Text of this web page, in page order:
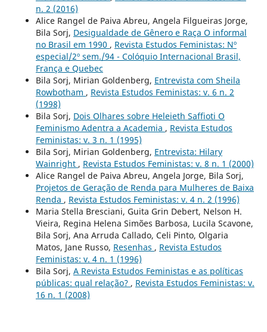
n. 2 (2016)
Alice Rangel de Paiva Abreu, Angela Filgueiras Jorge,
Bila Sorj, Desigualdade de Gênero e Raça O informal
no Brasil em 1990 , Revista Estudos Feministas: Nº
especial/2º sem./94 - Colóquio Internacional Brasil,
França e Quebec
Bila Sorj, Mirian Goldenberg, Entrevista com Sheila
Rowbotham , Revista Estudos Feministas: v. 6 n. 2
(1998)
Bila Sorj, Dois Olhares sobre Heleieth Saffioti O
Feminismo Adentra a Academia , Revista Estudos
Feministas: v. 3 n. 1 (1995)
Bila Sorj, Mirian Goldenberg, Entrevista: Hilary
Wainright , Revista Estudos Feministas: v. 8 n. 1 (2000)
Alice Rangel de Paiva Abreu, Angela Jorge, Bila Sorj,
Projetos de Geração de Renda para Mulheres de Baixa
Renda , Revista Estudos Feministas: v. 4 n. 2 (1996)
Maria Stella Bresciani, Guita Grin Debert, Nelson H.
Vieira, Regina Helena Simões Barbosa, Lucila Scavone,
Bila Sorj, Ana Arruda Callado, Celi Pinto, Olgaria
Matos, Jane Russo, Resenhas , Revista Estudos
Feministas: v. 4 n. 1 (1996)
Bila Sorj, A Revista Estudos Feministas e as políticas
públicas: qual relação? , Revista Estudos Feministas: v.
16 n. 1 (2008)